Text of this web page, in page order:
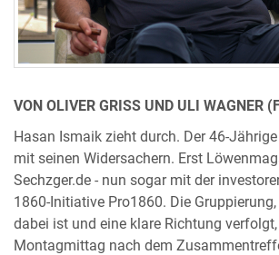
VON OLIVER GRISS UND ULI WAGNER
Hasan Ismaik zieht durch. Der 46-
mit seinen Widersachern. Erst
Sechzger.de - nun sogar mit der
1860-Initiative Pro1860. Die
dabei ist und eine klare Richtung
Montagmittag nach dem